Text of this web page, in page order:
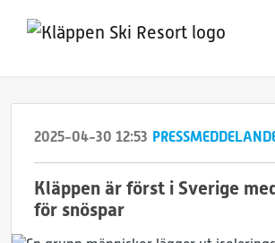
2025-04-30 12:53
Kläppen är först i Sverige
för snöspar